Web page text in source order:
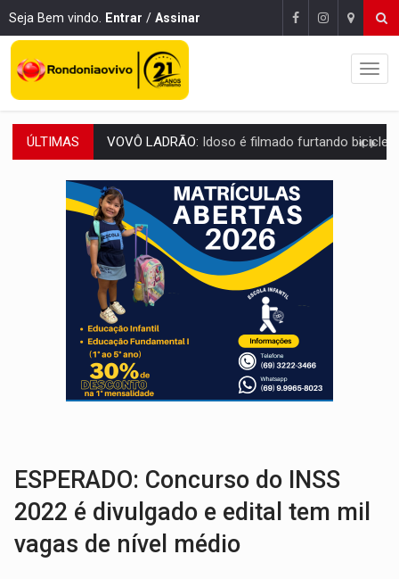
Seja Bem vindo. Entrar / Assinar
ÚLTIMAS JUSTIÇA:Comarca de Nova Mamoré terá seu primeiro
ADAILTON FÚRIA:Assessoria denuncia suposto ataque com perfis
VÍDEO:Motoboy de delivery sofre fratura após mulher
ELEIÇÕES 2026:Ulisses Guimarães e as nuvens no céu de Rondônia –
DECISÃO REVISADA: Nunes Marques reduz pena de Acir Gurgacz e declara
CONEXÃO RONDONIAOVIVO:Museólogo Antônio Ocampo lança livro
ELEIÇÕES 2026: Patrimônio de candidata a deputada federal do PL salta R$ 1
VÍDEO:Quadrilha é flagrada com cerca de 200 porções
ESPERADO: Concurso do INSS
2022 é divulgado e edital tem mil
vagas de nível médio